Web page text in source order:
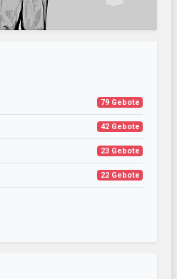
79 Gebote
42 Gebote
23 Gebote
22 Gebote